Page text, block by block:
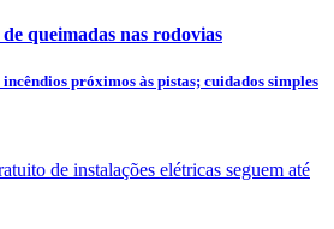
queimadas nas rodovias
próximos às pistas; cuidados simples